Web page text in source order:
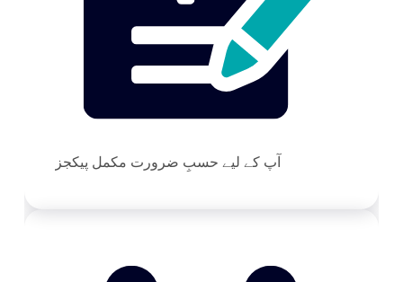
آپ کے لیے حسبِ ضرورت مکمل پیکجز